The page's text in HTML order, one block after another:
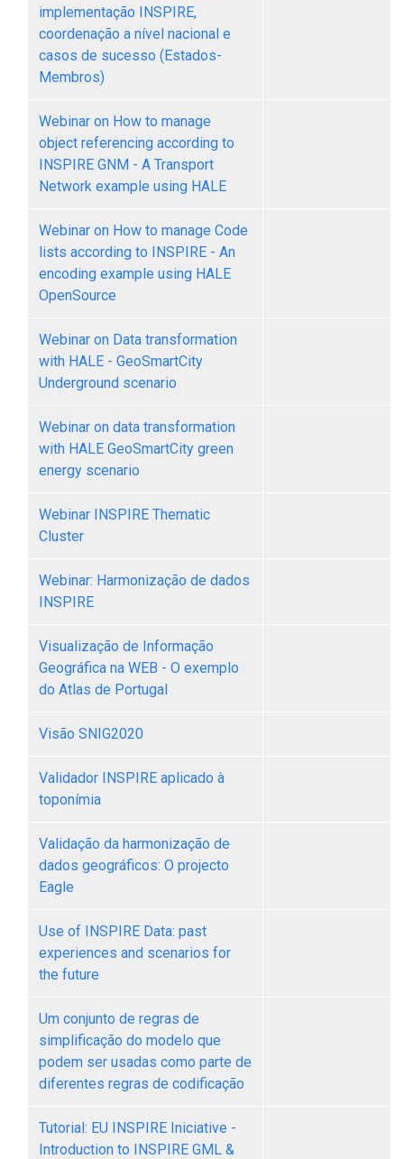
implementação INSPIRE,
coordenação a nível nacional e
casos de sucesso (Estados-
Membros)
Webinar on How to manage
object referencing according to
INSPIRE GNM - A Transport
Network example using HALE
Webinar on How to manage Code
lists according to INSPIRE - An
encoding example using HALE
OpenSource
Webinar on Data transformation
with HALE - GeoSmartCity
Underground scenario
Webinar on data transformation
with HALE GeoSmartCity green
energy scenario
Webinar INSPIRE Thematic
Cluster
Webinar: Harmonização de dados
INSPIRE
Visualização de Informação
Geográfica na WEB - O exemplo
do Atlas de Portugal
Visão SNIG2020
Validador INSPIRE aplicado à
toponímia
Validação da harmonização de
dados geográficos: O projecto
Eagle
Use of INSPIRE Data: past
experiences and scenarios for
the future
Um conjunto de regras de
simplificação do modelo que
podem ser usadas como parte de
diferentes regras de codificação
Tutorial: EU INSPIRE Iniciative -
Introduction to INSPIRE GML &